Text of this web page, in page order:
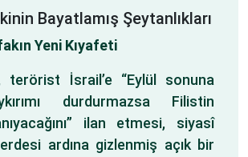
Bayatlamış Şeytanlıkları
Yeni Kıyafeti
terörist İsrail’e “Eylül sonuna
durdurmazsa Filistin
ilan etmesi, siyasî
ardına gizlenmiş açık bir